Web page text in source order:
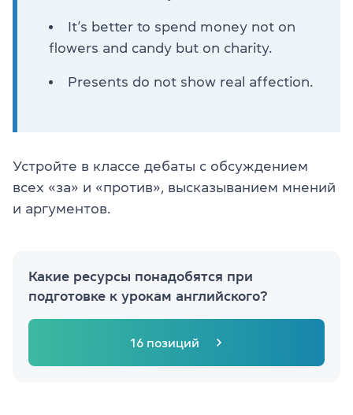
It’s better to spend money not on
flowers and candy but on charity.
Presents do not show real affection.
Устройте в классе дебаты с обсуждением
всех «за» и «против», высказыванием мнений
и аргументов.
Какие ресурсы понадобятся при
подготовке к урокам английского?
16 позиций